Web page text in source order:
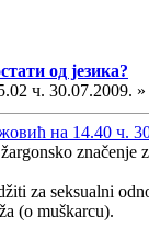
од језика?
ч. 30.07.2009. »
на 14.40 ч.
značenje
za seksualni
(o muškarcu).